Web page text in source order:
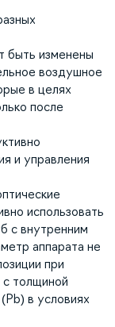
быть изменены
воздушное
в целях
после
и управления
использовать
с внутренним
аппарата не
при
толщиной
в условиях